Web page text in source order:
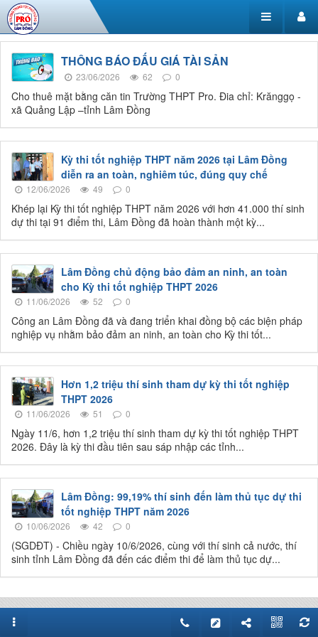
THÔNG BÁO ĐẤU GIÁ TÀI SẢN
23/06/2026 62 0
Cho thuê mặt bằng căn tin Trường THPT Pro. Đia chỉ: Krănggọ -
xã Quảng Lập –tỉnh Lâm Đồng
Kỳ thi tốt nghiệp THPT năm 2026 tại Lâm Đồng
diễn ra an toàn, nghiêm túc, đúng quy chế
12/06/2026 49 0
Khép lại Kỳ thi tốt nghiệp THPT năm 2026 với hơn 41.000 thí sinh
dự thi tại 91 điểm thi, Lâm Đồng đã hoàn thành một kỳ...
Lâm Đồng chủ động bảo đảm an ninh, an toàn
cho Kỳ thi tốt nghiệp THPT 2026
11/06/2026 52 0
Công an Lâm Đồng đã và đang triển khai đồng bộ các biện pháp
nghiệp vụ nhằm bảo đảm an ninh, an toàn cho Kỳ thi tốt...
Hơn 1,2 triệu thí sinh tham dự kỳ thi tốt nghiệp
THPT 2026
11/06/2026 51 0
Ngày 11/6, hơn 1,2 triệu thí sinh tham dự kỳ thi tốt nghiệp THPT
2026. Đây là kỳ thi đầu tiên sau sáp nhập các tỉnh...
Lâm Đồng: 99,19% thí sinh đến làm thủ tục dự thi
tốt nghiệp THPT năm 2026
10/06/2026 42 0
(SGDĐT) - Chiều ngày 10/6/2026, cùng với thí sinh cả nước, thí
sinh tỉnh Lâm Đồng đã đến các điểm thi để làm thủ tục dự...